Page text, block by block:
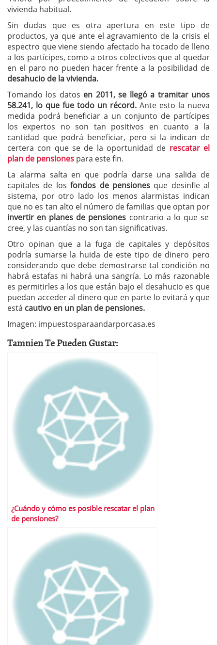
vivienda habitual.
Sin dudas que es otra apertura en este tipo de
productos, ya que ante el agravamiento de la crisis el
espectro que viene siendo afectado ha tocado de lleno
a los partícipes, como a otros colectivos que al quedar
en el paro no pueden hacer frente a la posibilidad de
desahucio de la vivienda.
Tomando los datos en 2011, se llegó a tramitar unos
58.241, lo que fue todo un récord. Ante esto la nueva
medida podrá beneficiar a un conjunto de partícipes
los expertos no son tan positivos en cuanto a la
cantidad que podrá beneficiar, pero si la indican de
certera con que se de la oportunidad de rescatar el
plan de pensiones para este fin.
La alarma salta en que podría darse una salida de
capitales de losfondos de pensionesque desinfle al
sistema, por otro lado los menos alarmistas indican
que no es tan alto el número de familias que optan por
invertir en planes de pensiones contrario a lo que se
cree, y las cuantías no son tan significativas.
Otro opinan que a la fuga de capitales y depósitos
podría sumarse la huida de este tipo de dinero pero
considerando que debe demostrarse tal condición no
habrá estafas ni habrá una sangría. Lo más razonable
es permitirles a los que están bajo el desahucio es que
puedan acceder al dinero que en parte lo evitará y que
está cautivo en un plan de pensiones.
Imagen: impuestosparaandarporcasa.es
Tamnien Te Pueden Gustar:
¿Cuándo y cómo es posible rescatar el plan
de pensiones?